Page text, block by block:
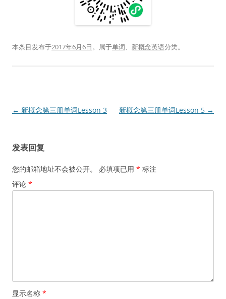
本条目发布于2017年6月6日。属于单词、 新概念英语分类。
文
航
← 新概念第三册单词Lesson 3 新概念第三册单词Lesson 5 →
发表回复
您的邮箱地址不会被公开。 必填项已用 * 标注
评论 *
显示名称 *